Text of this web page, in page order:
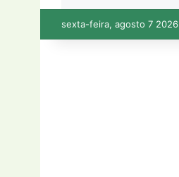
sexta-feira, agosto 7 2026